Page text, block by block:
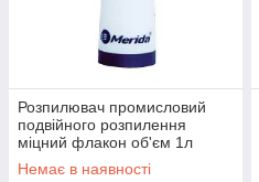
Розпилювач промисловий
подвійного розпилення
міцний флакон об'єм 1л
Kwazar
Немає в наявності